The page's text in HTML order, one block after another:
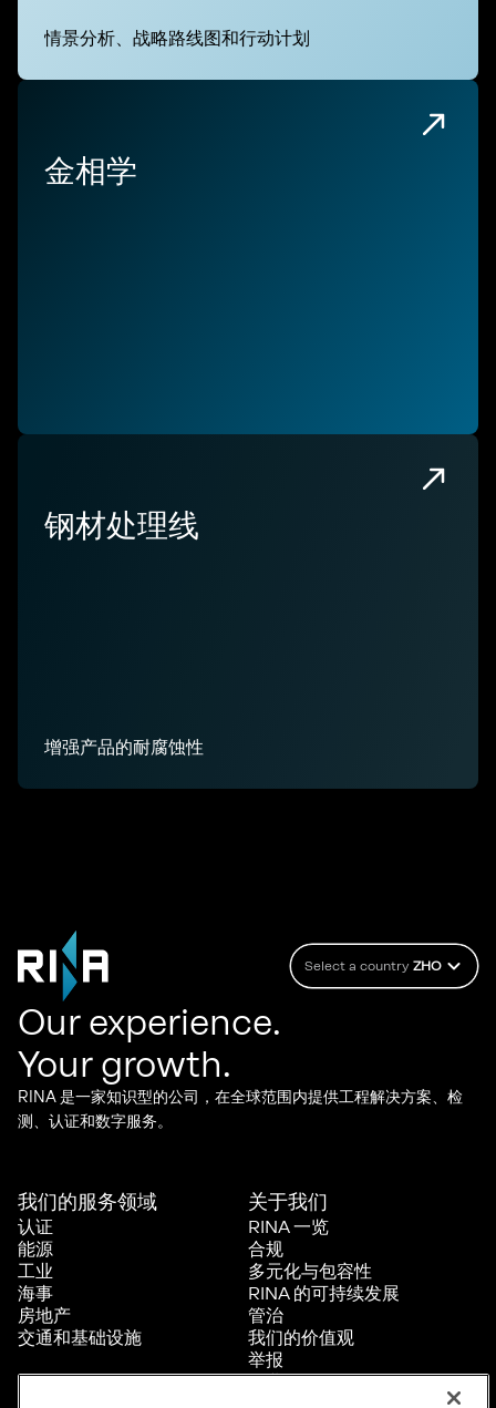
情景分析、战略路线图和行动计划
金相学
钢材处理线
增强产品的耐腐蚀性
Select a country ZHO
Our experience.
Your growth.
RINA 是一家知识型的公司，在全球范围内提供工程解决方案、检
测、认证和数字服务。
我们的服务领域
认证
能源
工业
海事
房地产
交通和基础设施
关于我们​
RINA 一览
合规
多元化与包容性
RINA 的可持续发展
管治
我们的价值观
举报
职业